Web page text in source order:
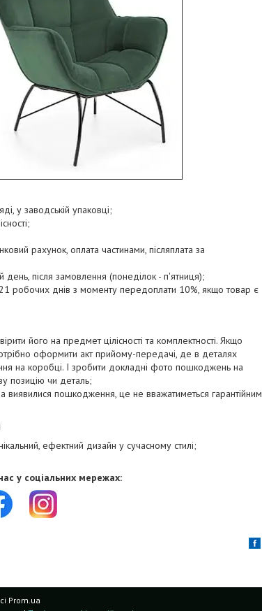
у заводській упаковці;
рахунок, оплата частинами, післяплата за
після замовлення (понеділок - п'ятниця);
робочих днів з моменту передоплати 10%, якщо товар є
його на предмет цілісності та комплектності. Якщо
оформити акт прийому-передачі, де в деталях
на коробці. І зробити докладні фото пошкоджень на
позицію чи деталь;
пошкодження, це не вважатиметься гарантійним
ефектний дизайн у сучасному стилі;
у соціальних мережах:
Prom.ua